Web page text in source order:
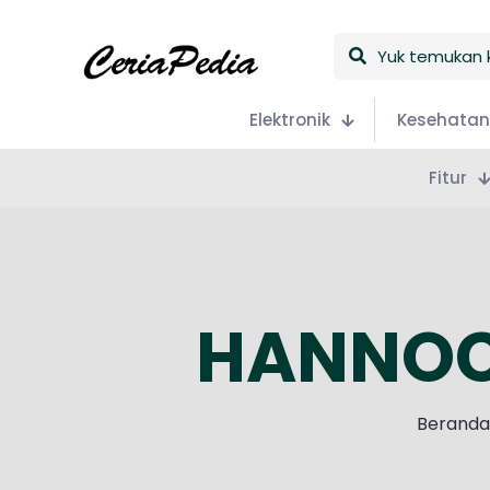
Yuk
keceriaan
Elektronik
Fitur
Beranda